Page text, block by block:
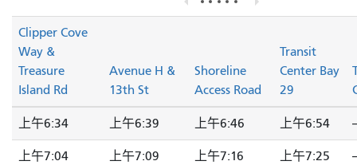
Clipper Cove
Way &
Treasure
Island Rd
Avenue H &
13th St
Shoreline
Access Road
Transit
Center Bay
29
上午6:34 上午6:39 上午6:46 上午6:54
上午7:04 上午7:09 上午7:16 上午7:25